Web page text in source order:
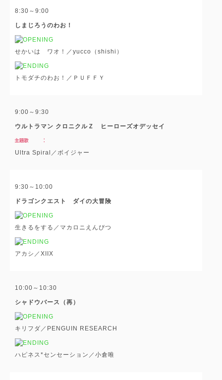
8:30～9:00
しまじろうのわお！
せかいは ワオ！／yucco（shishi）
トモダチのわお！／ＰＵＦＦＹ
9:00～9:30
ウルトラマン クロニクルＺ ヒーローズオデッセイ
Ultra Spiral／ボイジャー
9:30～10:00
ドラゴンクエスト ダイの大冒険
生きるをする／マカロニえんぴつ
アカシ／XIIX
10:00～10:30
シャドウバース（再）
キリフダ／PENGUIN RESEARCH
ハピネス*センセーション／小倉唯